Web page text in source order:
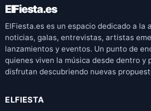
ElFiesta.es
ElFiesta.es es un espacio dedicado a la
noticias, galas, entrevistas, artistas
lanzamientos y eventos. Un punto de
quienes viven la música desde dentro y
disfrutan descubriendo nuevas
ELFIESTA